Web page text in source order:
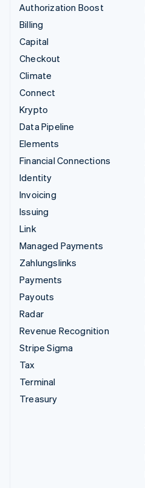
Authorization Boost
Billing
Capital
Checkout
Climate
Connect
Krypto
Data Pipeline
Elements
Financial Connections
Identity
Invoicing
Issuing
Link
Managed Payments
Zahlungslinks
Payments
Payouts
Radar
Revenue Recognition
Stripe Sigma
Tax
Terminal
Treasury